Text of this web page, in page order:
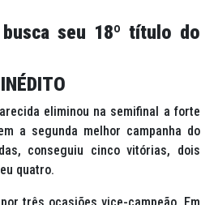
seu 18º título do
eliminou na semifinal a forte
a segunda melhor campanha do
conseguiu cinco vitórias, dois
quatro.